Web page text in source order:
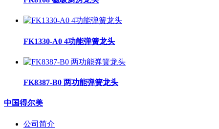
FK1330-A0 4功能弹簧龙头
FK8387-B0 两功能弹簧龙头
中国得尔美
公司简介